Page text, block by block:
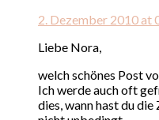
2. Dezember 2010 at
Liebe Nora,
welch schönes Post
Ich werde auch oft
dies, wann hast du